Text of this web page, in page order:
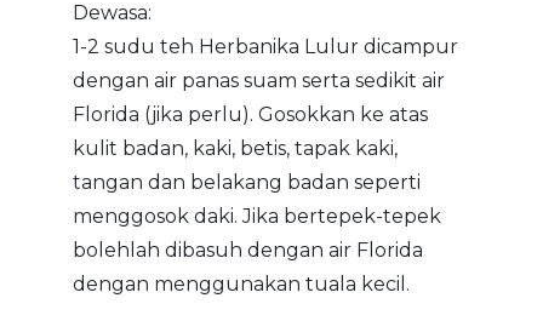
Dewasa:
1-2 sudu teh Herbanika Lulur dicampur
dengan air panas suam serta sedikit air
Florida (jika perlu). Gosokkan ke atas
kulit badan, kaki, betis, tapak kaki,
tangan dan belakang badan seperti
menggosok daki. Jika bertepek-tepek
bolehlah dibasuh dengan air Florida
dengan menggunakan tuala kecil.